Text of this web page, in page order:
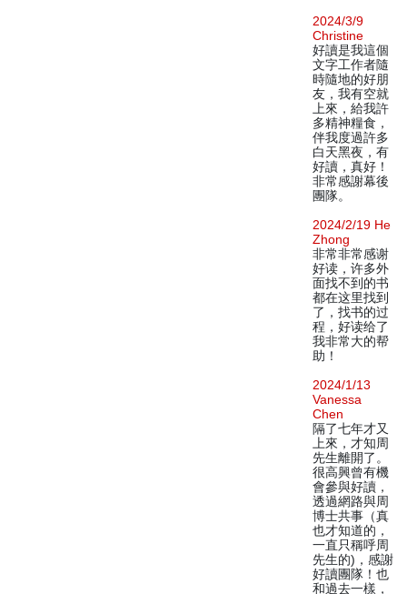
2024/3/9
Christine
好讀是我這個
文字工作者隨
時隨地的好朋
友，我有空就
上來，給我許
多精神糧食，
伴我度過許多
白天黑夜，有
好讀，真好！
非常感謝幕後
團隊。
2024/2/19 He
Zhong
非常非常感谢
好读，许多外
面找不到的书
都在这里找到
了，找书的过
程，好读给了
我非常大的帮
助！
2024/1/13
Vanessa
Chen
隔了七年才又
上來，才知周
先生離開了。
很高興曾有機
會參與好讀，
透過網路與周
博士共事（真
也才知道的，
一直只稱呼周
先生的)，感謝
好讀團隊！也
和過去一樣，